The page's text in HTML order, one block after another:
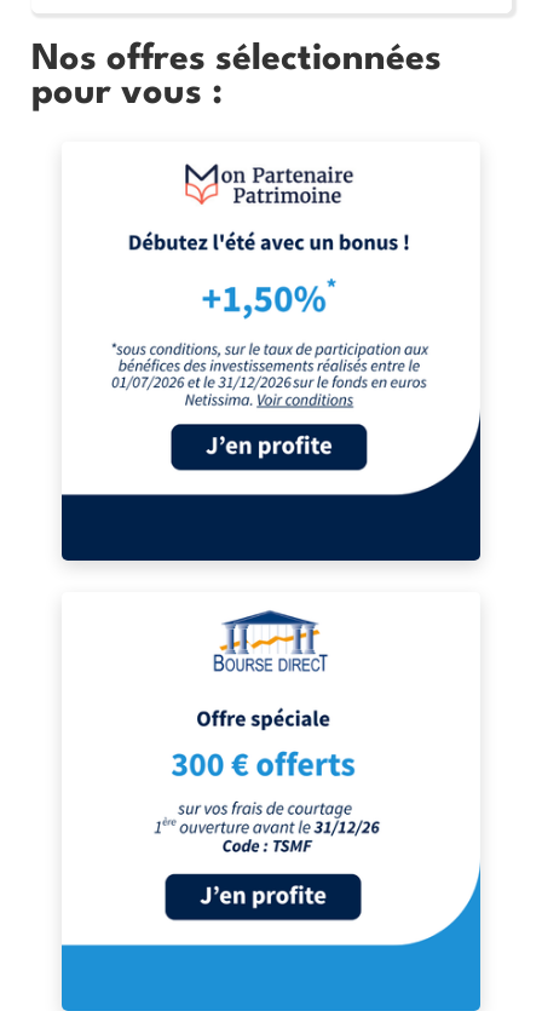
Nos offres sélectionnées
pour vous :